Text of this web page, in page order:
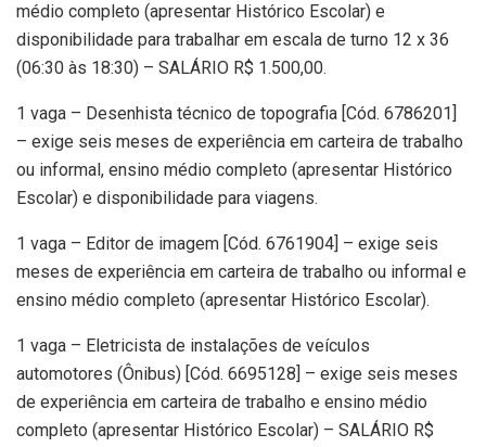
médio completo (apresentar Histórico Escolar) e
disponibilidade para trabalhar em escala de turno 12 x 36
(06:30 às 18:30) – SALÁRIO R$ 1.500,00.
1 vaga – Desenhista técnico de topografia [Cód. 6786201]
– exige seis meses de experiência em carteira de trabalho
ou informal, ensino médio completo (apresentar Histórico
Escolar) e disponibilidade para viagens.
1 vaga – Editor de imagem [Cód. 6761904] – exige seis
meses de experiência em carteira de trabalho ou informal e
ensino médio completo (apresentar Histórico Escolar).
1 vaga – Eletricista de instalações de veículos
automotores (Ônibus) [Cód. 6695128] – exige seis meses
de experiência em carteira de trabalho e ensino médio
completo (apresentar Histórico Escolar) – SALÁRIO R$